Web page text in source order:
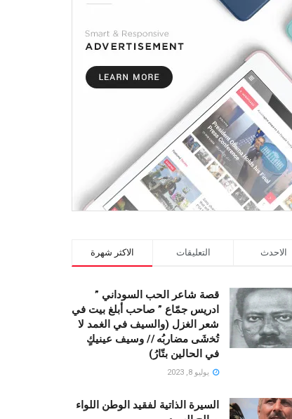
الاكثر شهرة التعليقات الاحدث
قصة شاعر الحب السوداني ”
ادريس جمّاع ” صاحب أبلغ بيت في
شعر الغزل (وﺍﻟﺴﻴﻒ ﻓﻲ الغمد ﻻ
ﺗُﺨشَى مضاربُه // ﻭﺳﻴﻒ ﻋﻴﻨﻴﻚٍ
ﻓﻲ ﺍﻟﺤﺎﻟﻴﻦ ﺑﺘّﺎﺭُ)
يوليو 8, 2023
السيرة الذاتية لفقيد الوطن اللواء